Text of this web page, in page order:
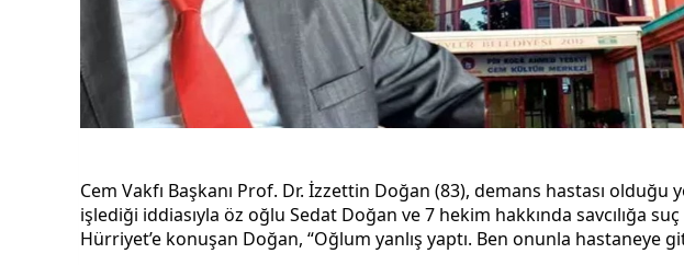
Cem Vakfı Başkanı Prof. Dr. İzzettin Doğan (83), demans hastası
işlediği iddiasıyla öz oğlu Sedat Doğan ve 7 hekim hakkında savcılığa
Hürriyet’e konuşan Doğan, “Oğlum yanlış yaptı. Ben onunla hastaneye